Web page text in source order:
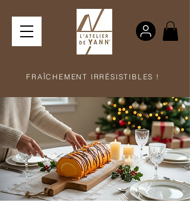
FRAÎCHEMENT IRRÉSISTIBLES !